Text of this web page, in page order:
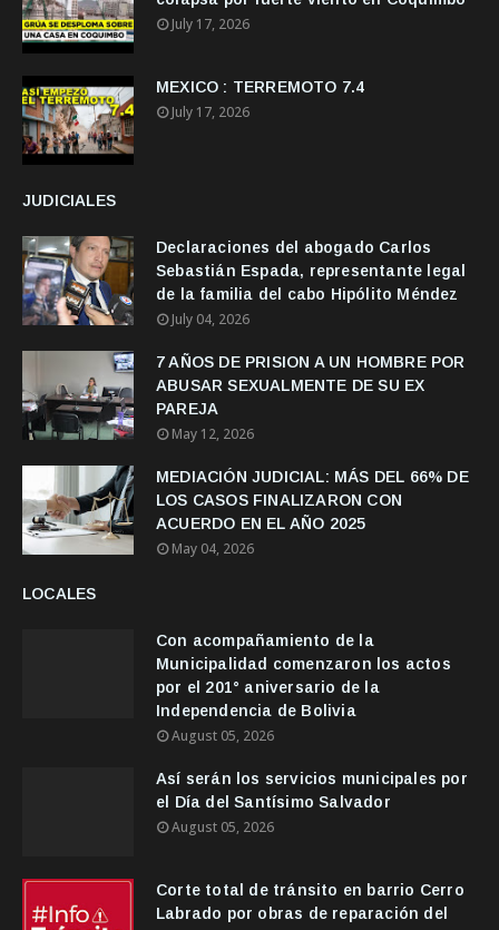
July 17, 2026
MEXICO : TERREMOTO 7.4
July 17, 2026
JUDICIALES
Declaraciones del abogado Carlos
Sebastián Espada, representante legal
de la familia del cabo Hipólito Méndez
July 04, 2026
7 AÑOS DE PRISION A UN HOMBRE POR
ABUSAR SEXUALMENTE DE SU EX
PAREJA
May 12, 2026
MEDIACIÓN JUDICIAL: MÁS DEL 66% DE
LOS CASOS FINALIZARON CON
ACUERDO EN EL AÑO 2025
May 04, 2026
LOCALES
Con acompañamiento de la
Municipalidad comenzaron los actos
por el 201° aniversario de la
Independencia de Bolivia
August 05, 2026
Así serán los servicios municipales por
el Día del Santísimo Salvador
August 05, 2026
Corte total de tránsito en barrio Cerro
Labrado por obras de reparación del